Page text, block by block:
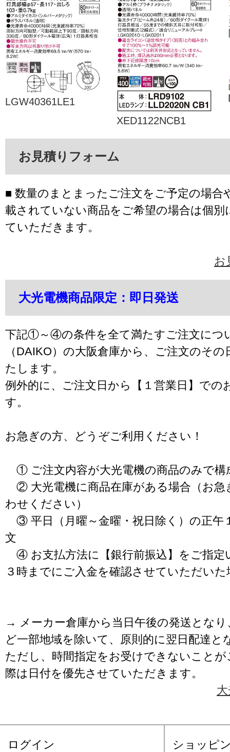
LGW40361LE1
XED1122NCB1
お見積りフォーム
■ 数量のまとまったご注文をご予定の場合
載されていない商品をご希望の場合は個別
ていただきます。
お
大光電機商品限定：即日発送
下記①～④の条件を全て満たすご注文につ
（DAIKO）の大阪倉庫から、ご注文のそ
たします。
例外的に、ご注文日から【１営業日】での
す。
お急ぎの方、どうぞご利用ください！
① ご注文内容が大光電機の商品のみで構
② 大光電機に商品在庫がある場合（お急
わせください）
③ 平日（月曜～金曜・祝日除く）の正午
文
④ お支払方法に【銀行前振込】をご指定
３時までにご入金を確認させていただいた
→ メーカー倉庫から当日午後の発送となり
ど一部地域を除いて、原則的に翌日配達と
ただし、時間指定をお受けできないこと
際は日付を優先させていただきます。
ログイン ショッピ